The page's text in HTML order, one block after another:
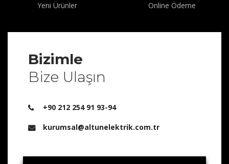
Yeni Ürünler
Online Ödeme
Bizimle
Bize Ulaşın
+90 212 254 91 93-94
kurumsal@altunelektrik.com.tr